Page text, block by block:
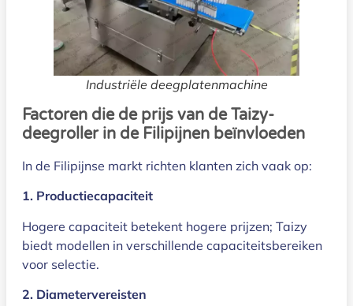
Industriële deegplatenmachine
Factoren die de prijs van de Taizy-
deegroller in de Filipijnen beïnvloeden
In de Filipijnse markt richten klanten zich vaak op:
1. Productiecapaciteit
Hogere capaciteit betekent hogere prijzen; Taizy
biedt modellen in verschillende capaciteitsbereiken
voor selectie.
2. Diametervereisten